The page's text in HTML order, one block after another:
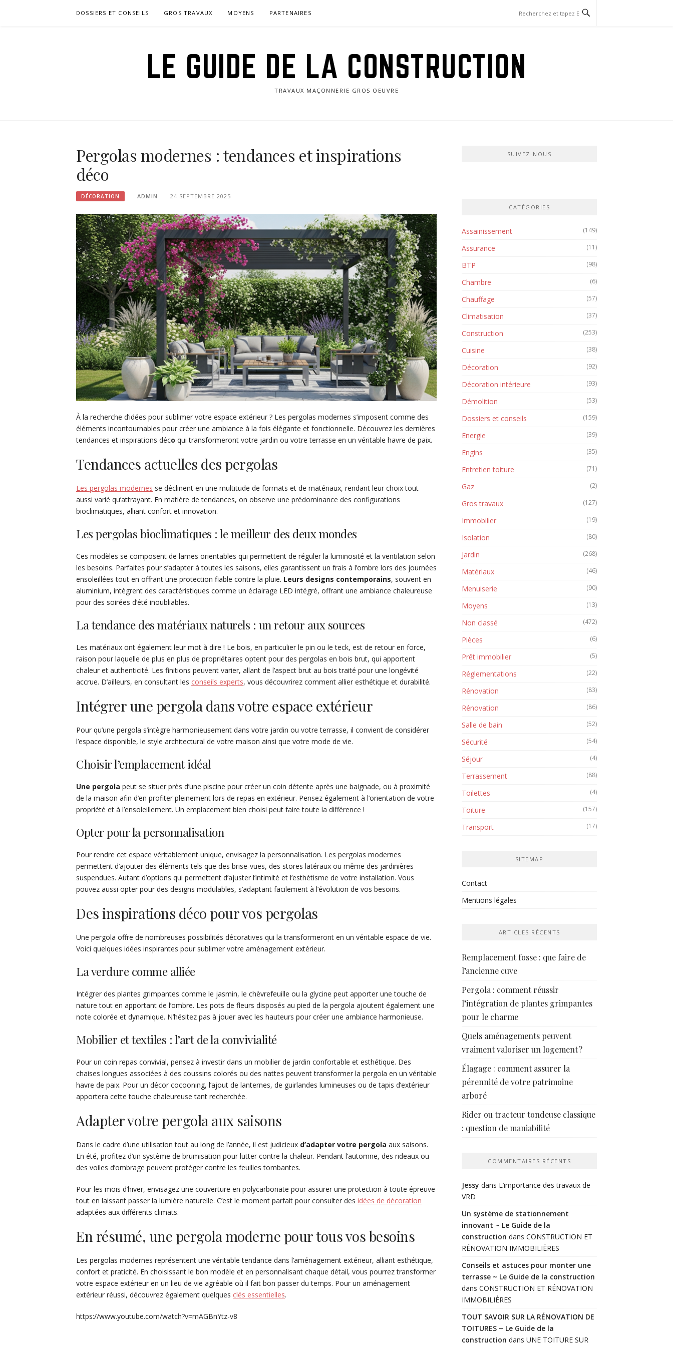
DOSSIERS ET CONSEILS GROS TRAVAUX MOYENS PARTENAIRES
LE GUIDE DE LA CONSTRUCTION
TRAVAUX MAÇONNERIE GROS OEUVRE
Pergolas modernes : tendances et inspirations
déco
DÉCORATION ADMIN 24 SEPTEMBRE 2025
À la recherche d’idées pour sublimer votre espace extérieur ? Les pergolas modernes s’imposent comme des
éléments incontournables pour créer une ambiance à la fois élégante et fonctionnelle. Découvrez les dernières
tendances et inspirations déco qui transformeront votre jardin ou votre terrasse en un véritable havre de paix.
Tendances actuelles des pergolas
Les pergolas modernes se déclinent en une multitude de formats et de matériaux, rendant leur choix tout
aussi varié qu’attrayant. En matière de tendances, on observe une prédominance des configurations
bioclimatiques, alliant confort et innovation.
Les pergolas bioclimatiques : le meilleur des deux mondes
Ces modèles se composent de lames orientables qui permettent de réguler la luminosité et la ventilation selon
les besoins. Parfaites pour s’adapter à toutes les saisons, elles garantissent un frais à l’ombre lors des journées
ensoleillées tout en offrant une protection fiable contre la pluie. Leurs designs contemporains, souvent en
aluminium, intègrent des caractéristiques comme un éclairage LED intégré, offrant une ambiance chaleureuse
pour des soirées d’été inoubliables.
La tendance des matériaux naturels : un retour aux sources
Les matériaux ont également leur mot à dire ! Le bois, en particulier le pin ou le teck, est de retour en force,
raison pour laquelle de plus en plus de propriétaires optent pour des pergolas en bois brut, qui apportent
chaleur et authenticité. Les finitions peuvent varier, allant de l’aspect brut au bois traité pour une longévité
accrue. D’ailleurs, en consultant les conseils experts, vous découvrirez comment allier esthétique et durabilité.
Intégrer une pergola dans votre espace extérieur
Pour qu’une pergola s’intègre harmonieusement dans votre jardin ou votre terrasse, il convient de considérer
l’espace disponible, le style architectural de votre maison ainsi que votre mode de vie.
Choisir l’emplacement idéal
Une pergola peut se situer près d’une piscine pour créer un coin détente après une baignade, ou à proximité
de la maison afin d’en profiter pleinement lors de repas en extérieur. Pensez également à l’orientation de votre
propriété et à l’ensoleillement. Un emplacement bien choisi peut faire toute la différence !
Opter pour la personnalisation
Pour rendre cet espace véritablement unique, envisagez la personnalisation. Les pergolas modernes
permettent d’ajouter des éléments tels que des brise-vues, des stores latéraux ou même des jardinières
suspendues. Autant d’options qui permettent d’ajuster l’intimité et l’esthétisme de votre installation. Vous
pouvez aussi opter pour des designs modulables, s’adaptant facilement à l’évolution de vos besoins.
Des inspirations déco pour vos pergolas
Une pergola offre de nombreuses possibilités décoratives qui la transformeront en un véritable espace de vie.
Voici quelques idées inspirantes pour sublimer votre aménagement extérieur.
La verdure comme alliée
Intégrer des plantes grimpantes comme le jasmin, le chèvrefeuille ou la glycine peut apporter une touche de
nature tout en apportant de l’ombre. Les pots de fleurs disposés au pied de la pergola ajoutent également une
note colorée et dynamique. N’hésitez pas à jouer avec les hauteurs pour créer une ambiance harmonieuse.
Mobilier et textiles : l’art de la convivialité
Pour un coin repas convivial, pensez à investir dans un mobilier de jardin confortable et esthétique. Des
chaises longues associées à des coussins colorés ou des nattes peuvent transformer la pergola en un véritable
havre de paix. Pour un décor cocooning, l’ajout de lanternes, de guirlandes lumineuses ou de tapis d’extérieur
apportera cette touche chaleureuse tant recherchée.
Adapter votre pergola aux saisons
Dans le cadre d’une utilisation tout au long de l’année, il est judicieux d’adapter votre pergola aux saisons.
En été, profitez d’un système de brumisation pour lutter contre la chaleur. Pendant l’automne, des rideaux ou
des voiles d’ombrage peuvent protéger contre les feuilles tombantes.
Pour les mois d’hiver, envisagez une couverture en polycarbonate pour assurer une protection à toute épreuve
tout en laissant passer la lumière naturelle. C’est le moment parfait pour consulter des idées de décoration
adaptées aux différents climats.
En résumé, une pergola moderne pour tous vos besoins
Les pergolas modernes représentent une véritable tendance dans l’aménagement extérieur, alliant esthétique,
confort et praticité. En choisissant le bon modèle et en personnalisant chaque détail, vous pourrez transformer
votre espace extérieur en un lieu de vie agréable où il fait bon passer du temps. Pour un aménagement
extérieur réussi, découvrez également quelques clés essentielles.
https://www.youtube.com/watch?v=mAGBnYtz-v8
SUIVEZ-NOUS
CATÉGORIES
Assainissement (149)
Assurance (11)
BTP (98)
Chambre (6)
Chauffage (57)
Climatisation (37)
Construction (253)
Cuisine (38)
Décoration (92)
Décoration intérieure (93)
Démolition (53)
Dossiers et conseils (159)
Energie (39)
Engins (35)
Entretien toiture (71)
Gaz (2)
Gros travaux (127)
Immobilier (19)
Isolation (80)
Jardin (268)
Matériaux (46)
Menuiserie (90)
Moyens (13)
Non classé (472)
Pièces (6)
Prêt immobilier (5)
Réglementations (22)
Rénovation (83)
Rénovation (86)
Salle de bain (52)
Sécurité (54)
Séjour (4)
Terrassement (88)
Toilettes (4)
Toiture (157)
Transport (17)
SITEMAP
Contact
Mentions légales
ARTICLES RÉCENTS
Remplacement fosse : que faire de
l’ancienne cuve
Pergola : comment réussir
l’intégration de plantes grimpantes
pour le charme
Quels aménagements peuvent
vraiment valoriser un logement ?
Élagage : comment assurer la
pérennité de votre patrimoine
arboré
Rider ou tracteur tondeuse classique
: question de maniabilité
COMMENTAIRES RÉCENTS
Jessy dans L’importance des travaux de
VRD
Un système de stationnement
innovant ~ Le Guide de la
construction dans CONSTRUCTION ET
RÉNOVATION IMMOBILIÈRES
Conseils et astuces pour monter une
terrasse ~ Le Guide de la construction
dans CONSTRUCTION ET RÉNOVATION
IMMOBILIÈRES
TOUT SAVOIR SUR LA RÉNOVATION DE
TOITURES ~ Le Guide de la
construction dans UNE TOITURE SUR